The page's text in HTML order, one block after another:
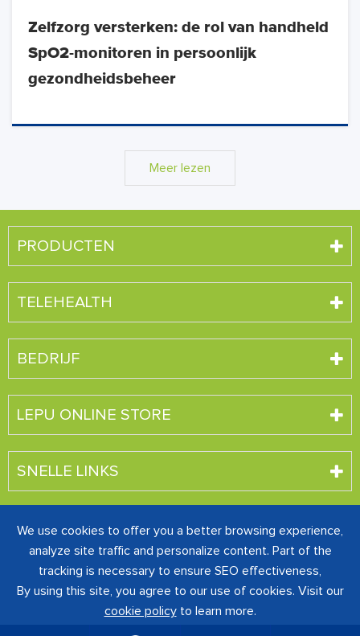
Zelfzorg versterken: de rol van handheld
SpO2-monitoren in persoonlijk
gezondheidsbeheer
Meer lezen
PRODUCTEN
TELEHEALTH
BEDRIJF
LEPU ONLINE STORE
SNELLE LINKS
Auteursrecht ©SHENZHEN CREATIVE INDUSTRY CO.,
LTD.Alle rechten voorbehouden.
粤ICP备16060242号-1
Sitemap | Privacybeleid
We use cookies to offer you a better browsing experience,
analyze site traffic and personalize content. Part of the
tracking is necessary to ensure SEO effectiveness,
By using this site, you agree to our use of cookies. Visit our
cookie policyto learn more.